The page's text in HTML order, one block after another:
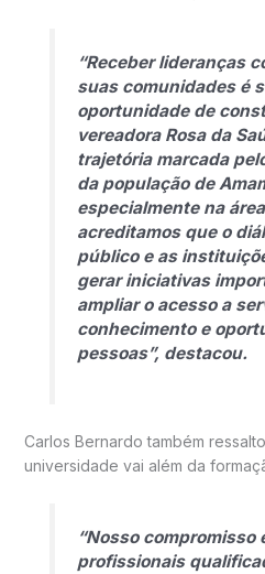
“Receber lideranças
suas comunidades é
oportunidade de
vereadora Rosa da
trajetória marcada
da população de
especialmente na
acreditamos que o
público e as
gerar iniciativas
ampliar o acesso a
conhecimento e
pessoas”, destacou.
Carlos Bernardo também
universidade vai além da
“Nosso compromisso
profissionais